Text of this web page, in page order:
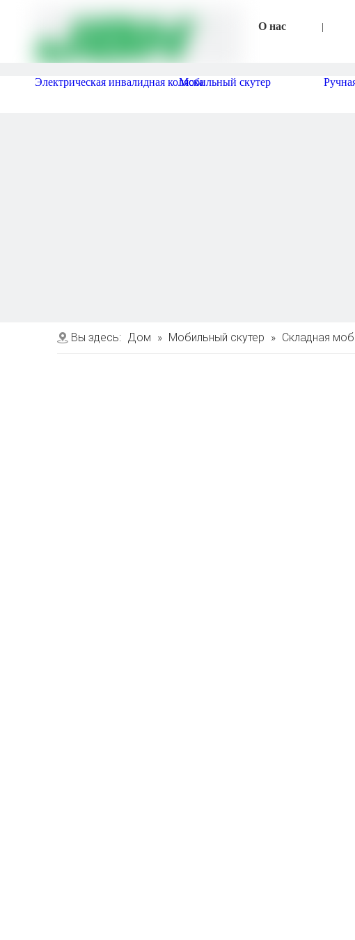
О нас |
Электрическая инвалидная коляскаМобильный скутер
Вы здесь: Дом » Мобильный скутер » Складная